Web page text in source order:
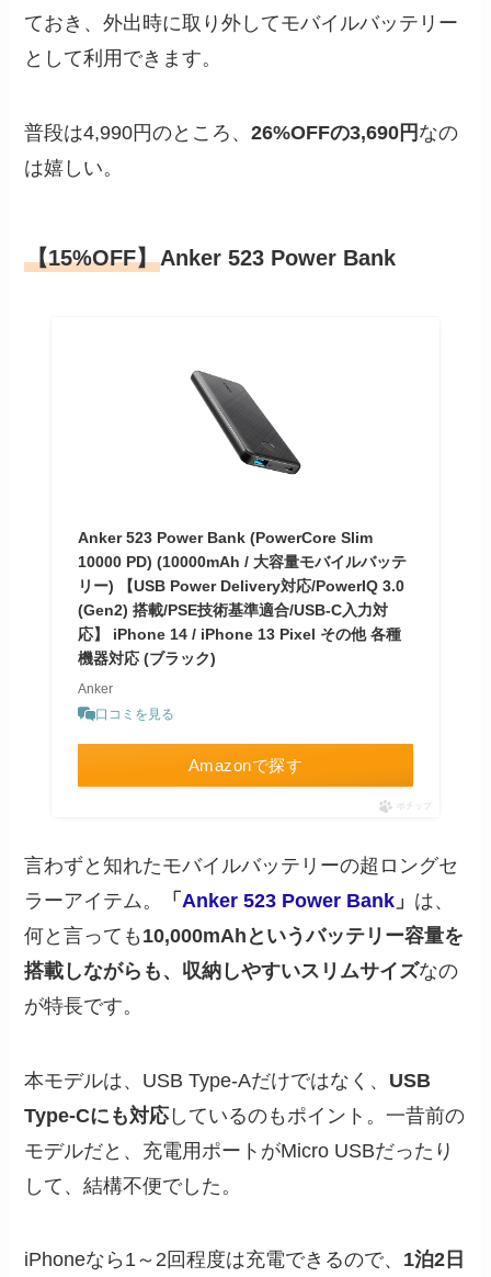
ておき、外出時に取り外してモバイルバッテリー
として利用できます。
普段は4,990円のところ、26%OFFの3,690円 なの
は嬉しい。
【15%OFF】Anker 523 Power Bank
Anker 523 Power Bank (PowerCore Slim
10000 PD) (10000mAh / 大容量モバイルバッテ
リー) 【USB Power Delivery対応/PowerIQ 3.0
(Gen2) 搭載/PSE技術基準適合/USB-C入力対
応】 iPhone 14 / iPhone 13 Pixel その他 各種
機器対応 (ブラック)
Anker
口コミを見る
Amazonで探す
ポチップ
言わずと知れたモバイルバッテリーの超ロングセ
ラーアイテム。
「 Anker 523 Power Bank 」 は、
何と言っても 10,000mAhというバッテリー容量を
搭載しながらも、収納しやすいスリムサイズなの
が特長です。
本モデルは、USB Type-Aだけではなく、 USB
Type-Cにも対応しているのもポイント。一昔前の
モデルだと、充電用ポートがMicro USBだったり
して、結構不便でした。
iPhoneなら1～2回程度は充電できるので、 1泊2日